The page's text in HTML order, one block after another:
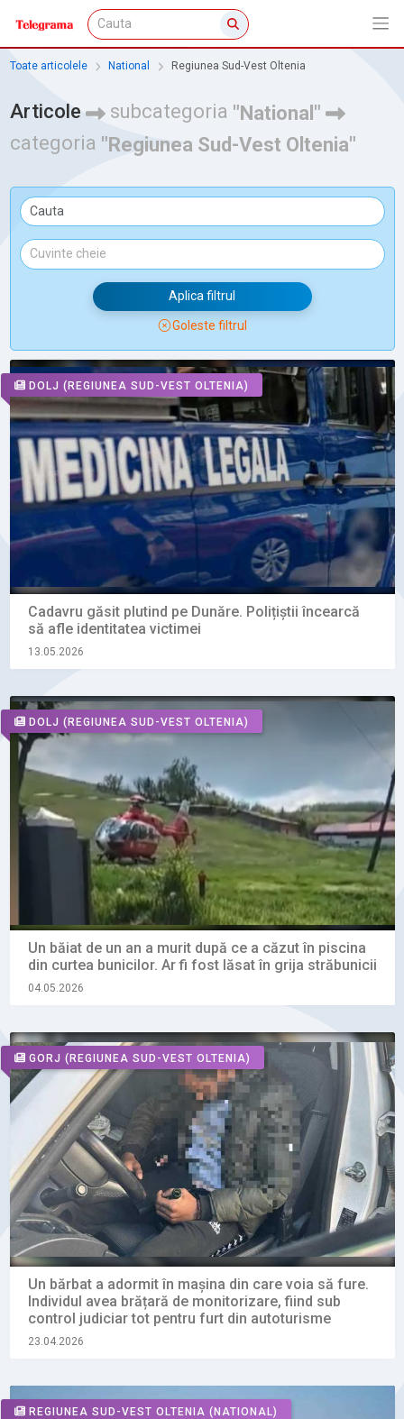
Toate articolele National Regiunea Sud-Vest Oltenia
Articole subcategoria "National"
categoria "Regiunea Sud-Vest Oltenia"
Aplica filtrul
Goleste filtrul
DOLJ (REGIUNEA SUD-VEST OLTENIA)
Cadavru găsit plutind pe Dunăre. Polițiștii încearcă
să afle identitatea victimei
13.05.2026
DOLJ (REGIUNEA SUD-VEST OLTENIA)
Un băiat de un an a murit după ce a căzut în piscina
din curtea bunicilor. Ar fi fost lăsat în grija străbunicii
04.05.2026
GORJ (REGIUNEA SUD-VEST OLTENIA)
Un bărbat a adormit în mașina din care voia să fure.
Individul avea brățară de monitorizare, fiind sub
control judiciar tot pentru furt din autoturisme
23.04.2026
REGIUNEA SUD-VEST OLTENIA (NATIONAL)